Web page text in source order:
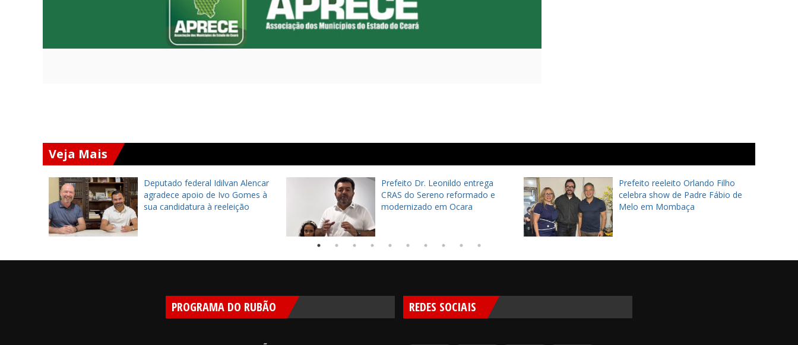
Veja Mais
Deputado federal Idilvan Alencar
agradece apoio de Ivo Gomes à
sua candidatura à reeleição
Prefeito Dr. Leonildo entrega
CRAS do Sereno reformado e
modernizado em Ocara
Prefeito reeleito Orlando Filho
celebra show de Padre Fábio de
Melo em Mombaça
PROGRAMA DO RUBÃO REDES SOCIAIS